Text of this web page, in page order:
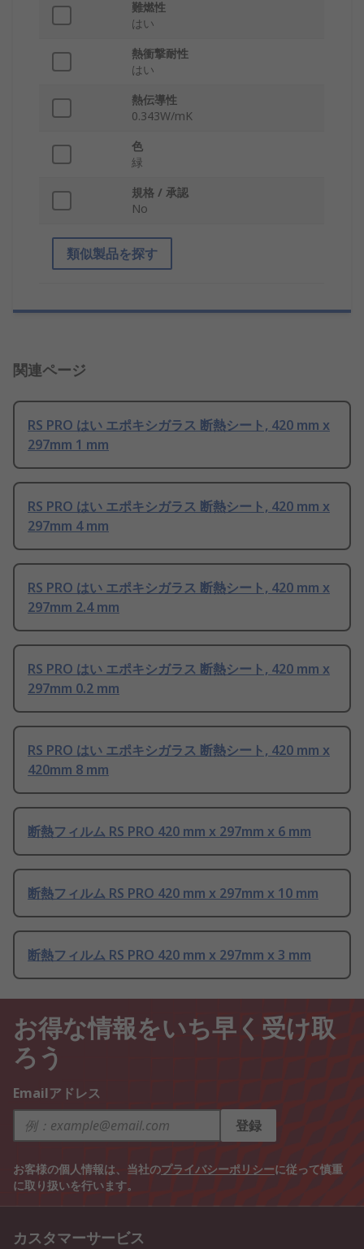
難燃性
はい
熱衝撃耐性
はい
熱伝導性
0.343W/mK
色
緑
規格 / 承認
No
類似製品を探す
関連ページ
RS PRO はい エポキシガラス 断熱シート, 420 mm x
297mm 1 mm
RS PRO はい エポキシガラス 断熱シート, 420 mm x
297mm 4 mm
RS PRO はい エポキシガラス 断熱シート, 420 mm x
297mm 2.4 mm
RS PRO はい エポキシガラス 断熱シート, 420 mm x
297mm 0.2 mm
RS PRO はい エポキシガラス 断熱シート, 420 mm x
420mm 8 mm
断熱フィルム RS PRO 420 mm x 297mm x 6 mm
断熱フィルム RS PRO 420 mm x 297mm x 10 mm
断熱フィルム RS PRO 420 mm x 297mm x 3 mm
お得な情報をいち早く受け取
ろう
Emailアドレス
登録
お客様の個人情報は、当社のプライバシーポリシーに従って慎重
に取り扱いを行います。
カスタマーサービス